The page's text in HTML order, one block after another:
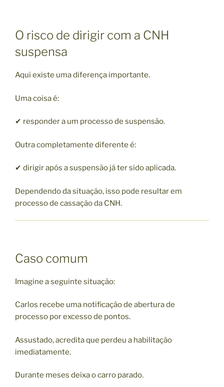
O risco de dirigir com a CNH
suspensa
Aqui existe uma diferença importante.
Uma coisa é:
✔ responder a um processo de suspensão.
Outra completamente diferente é:
✔ dirigir após a suspensão já ter sido aplicada.
Dependendo da situação, isso pode resultar em
processo de cassação da CNH.
Caso comum
Imagine a seguinte situação:
Carlos recebe uma notificação de abertura de
processo por excesso de pontos.
Assustado, acredita que perdeu a habilitação
imediatamente.
Durante meses deixa o carro parado.